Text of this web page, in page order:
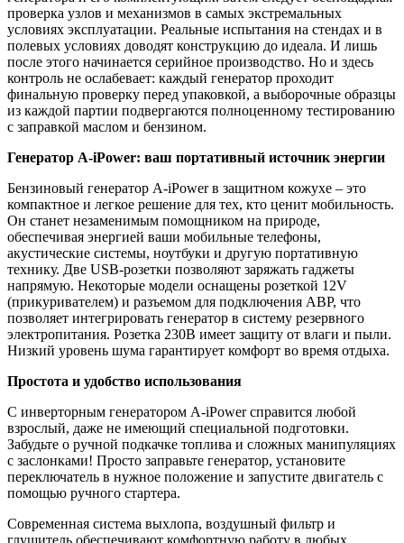
проверка узлов и механизмов в самых экстремальных
условиях эксплуатации. Реальные испытания на стендах и в
полевых условиях доводят конструкцию до идеала. И лишь
после этого начинается серийное производство. Но и здесь
контроль не ослабевает: каждый генератор проходит
финальную проверку перед упаковкой, а выборочные образцы
из каждой партии подвергаются полноценному тестированию
с заправкой маслом и бензином.
Генератор A-iPower: ваш портативный источник энергии
Бензиновый генератор A-iPower в защитном кожухе – это
компактное и легкое решение для тех, кто ценит мобильность.
Он станет незаменимым помощником на природе,
обеспечивая энергией ваши мобильные телефоны,
акустические системы, ноутбуки и другую портативную
технику. Две USB-розетки позволяют заряжать гаджеты
напрямую. Некоторые модели оснащены розеткой 12V
(прикуривателем) и разъемом для подключения АВР, что
позволяет интегрировать генератор в систему резервного
электропитания. Розетка 230В имеет защиту от влаги и пыли.
Низкий уровень шума гарантирует комфорт во время отдыха.
Простота и удобство использования
С инверторным генератором A-iPower справится любой
взрослый, даже не имеющий специальной подготовки.
Забудьте о ручной подкачке топлива и сложных манипуляциях
с заслонками! Просто заправьте генератор, установите
переключатель в нужное положение и запустите двигатель с
помощью ручного стартера.
Современная система выхлопа, воздушный фильтр и
глушитель обеспечивают комфортную работу в любых